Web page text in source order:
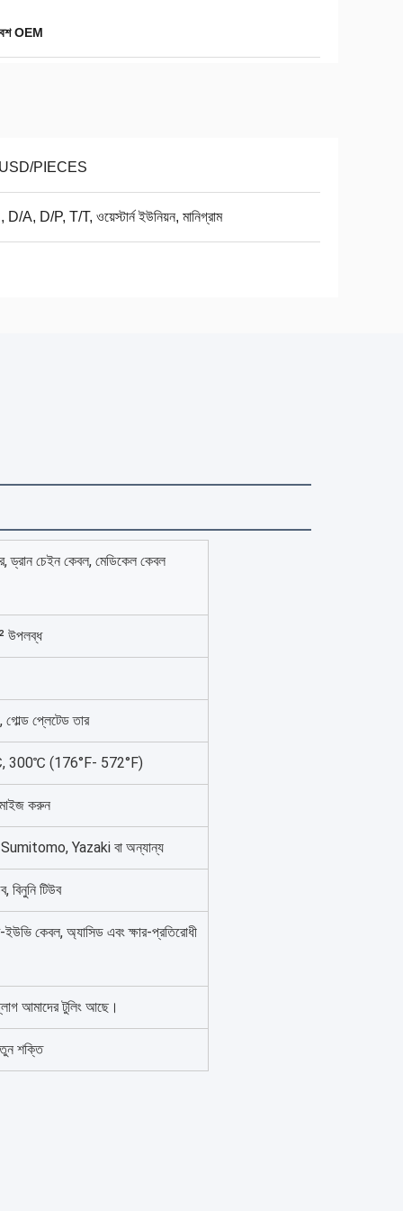
OEM
PIECES
D/A, D/P, T/T, ওয়েস্টার্ন ইউনিয়ন, মানিগ্রাম
ড্রান চেইন কেবল, মেডিকেল কেবল
উপলব্ধ
গোল্ড প্লেটেড তার
(176°F- 572°F)
করুন
Yazaki বা অন্যান্য
বিনুনি টিউব
কেবল, অ্যাসিড এবং ক্ষার-প্রতিরোধী
আমাদের টুলিং আছে।
শক্তি